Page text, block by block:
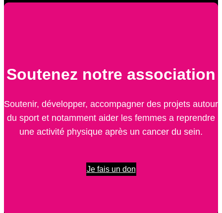
Soutenez notre association
Soutenir, développer, accompagner des projets autour
du sport et notamment aider les femmes a reprendre
une activité physique après un cancer du sein.
Je fais un don